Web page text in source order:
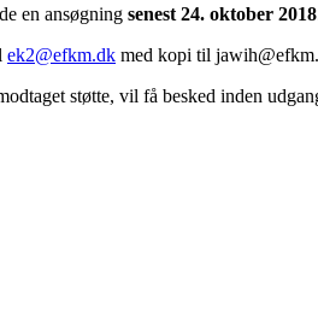
en ansøgning senest 24. oktober 2018
ek2@efkm.dk med kopi til
støtte, vil få besked inden